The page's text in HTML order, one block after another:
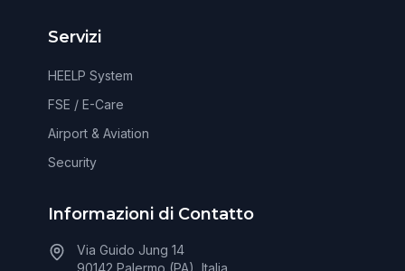
Servizi
HEELP System
FSE / E-Care
Airport & Aviation
Security
Informazioni di Contatto
Via Guido Jung 14
90142 Palermo (PA), Italia